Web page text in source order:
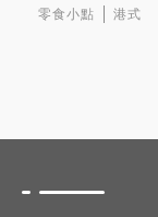
零食小點
港式